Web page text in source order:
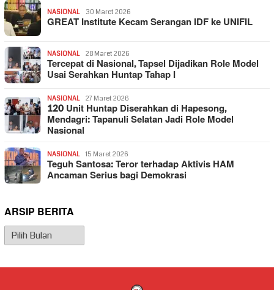
NASIONAL 30 Maret 2026
GREAT Institute Kecam Serangan IDF ke UNIFIL
NASIONAL 28 Maret 2026
Tercepat di Nasional, Tapsel Dijadikan Role Model
Usai Serahkan Huntap Tahap I
NASIONAL 27 Maret 2026
120 Unit Huntap Diserahkan di Hapesong,
Mendagri: Tapanuli Selatan Jadi Role Model
Nasional
NASIONAL 15 Maret 2026
Teguh Santosa: Teror terhadap Aktivis HAM
Ancaman Serius bagi Demokrasi
ARSIP BERITA
Arsip
Berita